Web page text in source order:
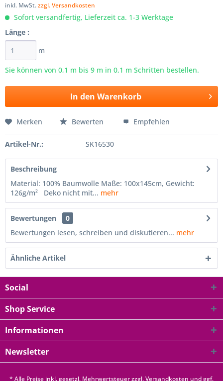
inkl. MwSt.zzgl. Versandkosten
Sofort versandfertig, Lieferzeit ca. 1-3 Werktage
Länge :
m
Sie können von 0,1 m bis 9 m in 0,1 m Schritten bestellen.
In den Warenkorb
Merken Bewerten Empfehlen
Artikel-Nr.: SK16530
Beschreibung
Material: 100% Baumwolle Maße: 100x145cm, Gewicht:
126g/m² Deko nicht mit... mehr
Bewertungen
0
Bewertungen lesen, schreiben und diskutieren... mehr
Ähnliche Artikel
Social
Shop Service
Informationen
Newsletter
* Alle Preise inkl. gesetzl. Mehrwertsteuer zzgl.Versandkosten und ggf.